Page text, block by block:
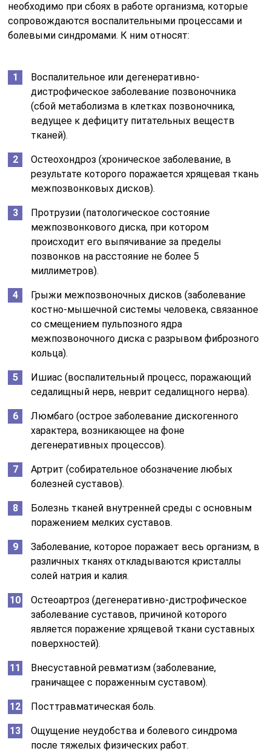
необходимо при сбоях в работе организма, которые
сопровождаются воспалительными процессами и
болевыми синдромами. К ним относят:
Воспалительное или дегенеративно-
дистрофическое заболевание позвоночника
(сбой метаболизма в клетках позвоночника,
ведущее к дефициту питательных веществ
тканей).
Остеохондроз (хроническое заболевание, в
результате которого поражается хрящевая ткань
межпозвонковых дисков).
Протрузии (патологическое состояние
межпозвонкового диска, при котором
происходит его выпячивание за пределы
позвонков на расстояние не более 5
миллиметров).
Грыжи межпозвоночных дисков (заболевание
костно-мышечной системы человека, связанное
со смещением пульпозного ядра
межпозвоночного диска с разрывом фиброзного
кольца).
Ишиас (воспалительный процесс, поражающий
седалищный нерв, неврит седалищного нерва).
Люмбаго (острое заболевание дискогенного
характера, возникающее на фоне
дегенеративных процессов).
Артрит (собирательное обозначение любых
болезней суставов).
Болезнь тканей внутренней среды с основным
поражением мелких суставов.
Заболевание, которое поражает весь организм, в
различных тканях откладываются кристаллы
солей натрия и калия.
Остеоартроз (дегенеративно-дистрофическое
заболевание суставов, причиной которого
является поражение хрящевой ткани суставных
поверхностей).
Внесуставной ревматизм (заболевание,
граничащее с пораженным суставом).
Посттравматическая боль.
Ощущение неудобства и болевого синдрома
после тяжелых физических работ.